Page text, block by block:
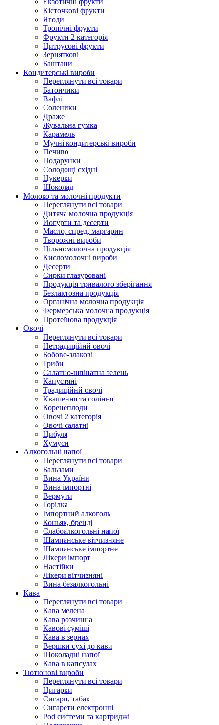
Екзoтичні фрукти
Кісточкові фрукти
Ягоди
Тропічні фрукти
Фрукти 2 категорія
Цитрусові фрукти
Зерняткові
Баштани
Кондитерські вироби
Переглянути всі товари
Батончики
Вафлі
Соленики
Драже
Жувальнa гумка
Карамель
Мучні кондитерські вироби
Печиво
Подарунки
Солодощі східні
Цукерки
Шоколад
Молоко та молочні продукти
Переглянути всі товари
Дитяча молочна продукція
Йогурти та десерти
Масло, спред, маргарин
Творожні вироби
Цільномолочна продукція
Кисломолочні вироби
Десерти
Сирки глазуровані
Продукція тривалого зберігання
Безлактозна продукція
Органічна молочна продукція
Фермерська молочна продукція
Протеїнова продукція
Овочі
Переглянути всі товари
Нетрадиційнй овочі
Бобово-злакові
Гриби
Салатно-шпінатна зелень
Капустяні
Традиційнй овочі
Квашення та соління
Корeнеплоди
Овочі 2 категорія
Овочі салатні
Цибуля
Хумуси
Алкогольні напої
Переглянути всі товари
Бальзами
Вина України
Вина імпортні
Вермути
Горілка
Імпортний алкоголь
Коньяк, бренді
Слабоалкогольні напої
Шампанське вітчизняне
Шампанське імпортне
Лікери імпорт
Настійки
Лікери вітчизняні
Вина безалкогольні
Кава
Переглянути всі товари
Кава мелена
Кава розчинна
Кавові суміші
Кава в зернах
Вершки сухі до кави
Шоколадні напої
Кава в капсулах
Тютюнові вироби
Переглянути всі товари
Цигарки
Сигари, табак
Сигарети електронні
Pod системи та картриджі